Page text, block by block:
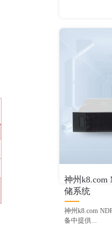
神州k8.com
储系统
神州k8.com
备中提供...